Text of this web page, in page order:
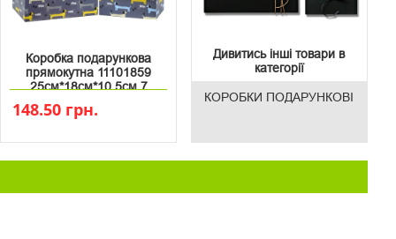
Коробка подарункова
прямокутна 11101859
25см*18см*10.5см 7
148.50 грн.
Дивитись інші товари в
категорії
КОРОБКИ ПОДАРУНКОВІ